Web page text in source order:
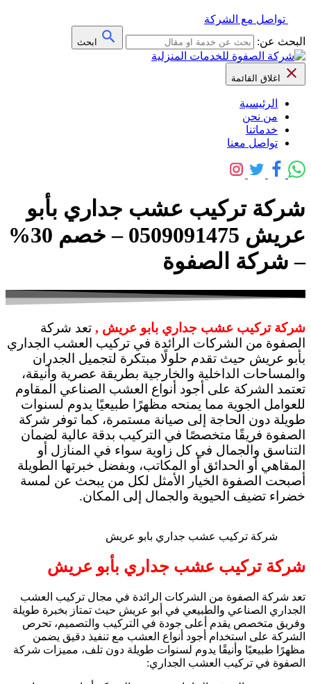
تواصل مع الشركة
البحث عن:
ابحث
اغلاق القائمة
الرئيسية
من نحن
خدماتنا
تواصل معنا
شركة تركيب عشب جداري بأبو
عريش 0509091475 – خصم 30%
– شركة الصفوة
شركة تركيب عشب جداري بابو عريش , تعد شركة
الصفوة من الشركات الرائدة في تركيب العشب الجداري
بأبو عريش حيث تقدم حلولًا مبتكرة لتجميل الجدران
والمساحات الداخلية والخارجية بطريقة عصرية وأنيقة،
تعتمد الشركة على أجود أنواع العشب الصناعي المقاوم
للعوامل الجوية مما يمنحه مظهرًا طبيعيًا يدوم لسنوات
طويلة دون الحاجة إلى صيانة مستمرة، كما توفر شركة
الصفوة فريقًا متخصصًا في التركيب بدقة عالية لضمان
التناسق والجمال في كل زاوية سواء في المنازل أو
المقاهي أو الحدائق أو المكاتب، وبفضل خبرتها الطويلة
أصبحت الصفوة الخيار الأمثل لكل من يبحث عن لمسة
خضراء تضيف الحيوية والجمال إلى المكان.
شركة تركيب عشب جداري بابو عريش
شركة تركيب عشب جداري بأبو عريش
تعد شركة الصفوة من الشركات الرائدة في مجال تركيب العشب
الجداري الصناعي والطبيعي في أبو عريش حيث تمتاز بخبرة طويلة
وفريق متخصص يقدم أعلى جودة في التركيب والتصميم، تحرص
الشركة على استخدام أجود أنواع العشب مع تنفيذ دقيق يضمن
مظهرًا طبيعيًا وأنيقًا يدوم لسنوات طويلة دون تلف، مميزات شركة
الصفوة في تركيب العشب الجداري: